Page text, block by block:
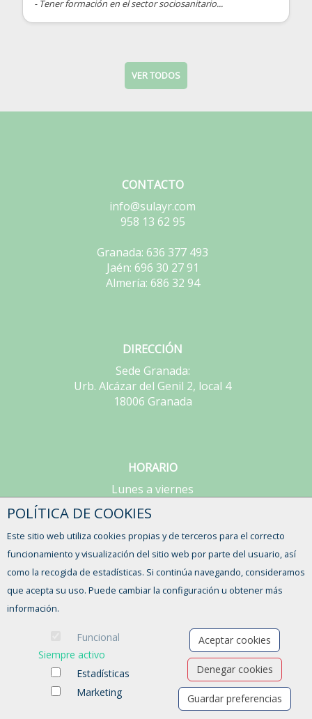
- Tener formación en el sector sociosanitario...
VER TODOS
CONTACTO
info@sulayr.com
958 13 62 95
Granada: 636 377 493
Jaén: 696 30 27 91
Almería: 686 32 94
DIRECCIÓN
Sede Granada:
Urb. Alcázar del Genil 2, local 4
18006 Granada
HORARIO
Lunes a viernes
CONTACTO
POLÍTICA DE COOKIES
Este sitio web utiliza cookies propias y de terceros para el correcto
funcionamiento y visualización del sitio web por parte del usuario, así
como la recogida de estadísticas. Si continúa navegando, consideramos
que acepta su uso. Puede cambiar la configuración u obtener más
información.
Funcional
Siempre activo
Estadísticas
Marketing
Aceptar cookies
Denegar cookies
Guardar preferencias